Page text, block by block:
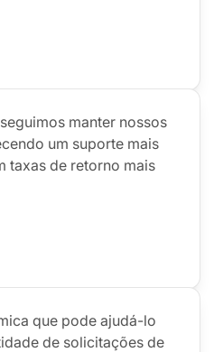
manter nossos
um suporte mais
taxas de retorno mais
que pode ajudá-lo
de solicitações de